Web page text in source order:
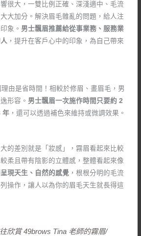
很大，一雙比例正確、深淺適中、毛流
大加分。解決眉毛雜亂的問題，給人注
象。 男士飄眉推薦給從事業務、服務業
，提升在客戶心中的印象，為自己帶來
由是省時間！相較於修眉、畫眉毛，男
形容。 男士飄眉一次施作時間只要約 2
年 ，還可以透過補色來維持或微調效果。
的差別就是「妝感」，霧眉看起來比較
柔且帶有陰影的立體感，整體看起來像
現天生、自然的感覺 ，根根分明的毛流
操作，讓人以為你的眉毛天生就長得這
欣賞 49brows Tina 老師的霧眉/